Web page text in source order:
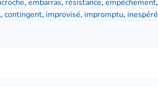
, embarras, résistance, empêchement,
, contingent, improvisé, impromptu, inespéré